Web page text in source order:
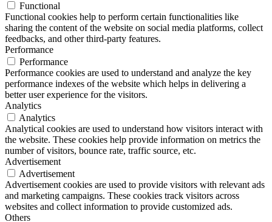
Functional
Functional cookies help to perform certain functionalities like
sharing the content of the website on social media platforms, collect
feedbacks, and other third-party features.
Performance
Performance
Performance cookies are used to understand and analyze the key
performance indexes of the website which helps in delivering a
better user experience for the visitors.
Analytics
Analytics
Analytical cookies are used to understand how visitors interact with
the website. These cookies help provide information on metrics the
number of visitors, bounce rate, traffic source, etc.
Advertisement
Advertisement
Advertisement cookies are used to provide visitors with relevant ads
and marketing campaigns. These cookies track visitors across
websites and collect information to provide customized ads.
Others